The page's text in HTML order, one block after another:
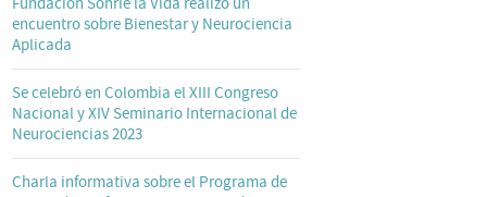
encuentro sobre Bienestar y Neurociencia
Aplicada
Se celebró en Colombia el XIII Congreso
Nacional y XIV Seminario Internacional de
Neurociencias 2023
Charla informativa sobre el Programa de